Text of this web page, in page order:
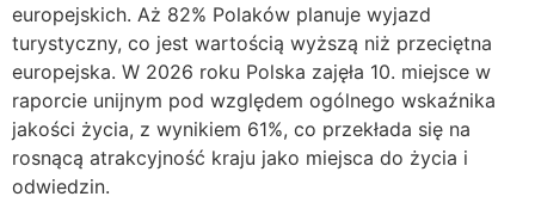
europejskich. Aż 82% Polaków planuje wyjazd
turystyczny, co jest wartością wyższą niż przeciętna
europejska. W 2026 roku Polska zajęła 10. miejsce w
raporcie unijnym pod względem ogólnego wskaźnika
jakości życia, z wynikiem 61%, co przekłada się na
rosnącą atrakcyjność kraju jako miejsca do życia i
odwiedzin.